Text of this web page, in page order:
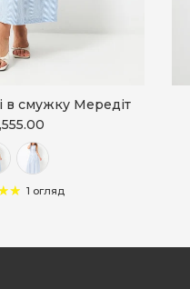
в смужку Мередіт
1 огляд